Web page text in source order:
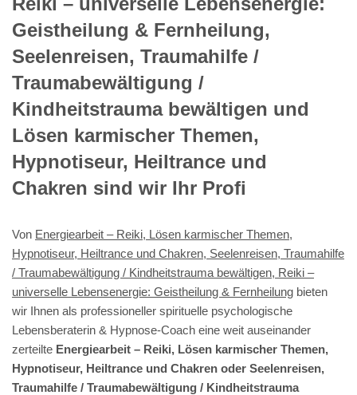
Geistheilung & Fernheilung,
Seelenreisen, Traumahilfe /
Traumabewältigung /
Kindheitstrauma bewältigen und
Lösen karmischer Themen,
Hypnotiseur, Heiltrance und
Chakren sind wir Ihr Profi
Von Energiearbeit – Reiki, Lösen karmischer Themen,
Hypnotiseur, Heiltrance und Chakren, Seelenreisen, Traumahilfe
/ Traumabewältigung / Kindheitstrauma bewältigen, Reiki –
universelle Lebensenergie: Geistheilung & Fernheilung bieten
wir Ihnen als professioneller spirituelle psychologische
Lebensberaterin & Hypnose-Coach eine weit auseinander
zerteilte Energiearbeit – Reiki, Lösen karmischer Themen,
Hypnotiseur, Heiltrance und Chakren oder Seelenreisen,
Traumahilfe / Traumabewältigung / Kindheitstrauma